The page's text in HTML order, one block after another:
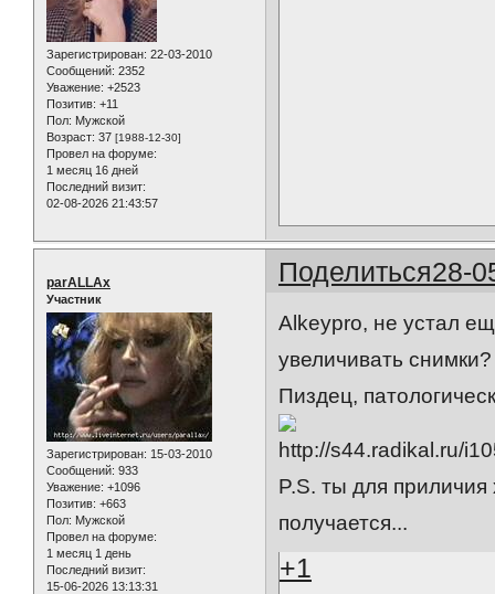
Зарегистрирован: 22-03-2010
Сообщений: 2352
Уважение: +2523
Позитив: +11
Пол: Мужской
Возраст: 37 [1988-12-30]
Провел на форуме:
1 месяц 16 дней
Последний визит:
02-08-2026 21:43:57
Поделиться28-
parALLAx
Участник
Зарегистрирован: 15-03-2010
Сообщений: 933
Уважение: +1096
Позитив: +663
Пол: Мужской
Провел на форуме:
1 месяц 1 день
Последний визит:
15-06-2026 13:13:31
Alkeypro, не устал
увеличивать снимки?
Пиздец,
P.S. ты для приличия
получается...
+1